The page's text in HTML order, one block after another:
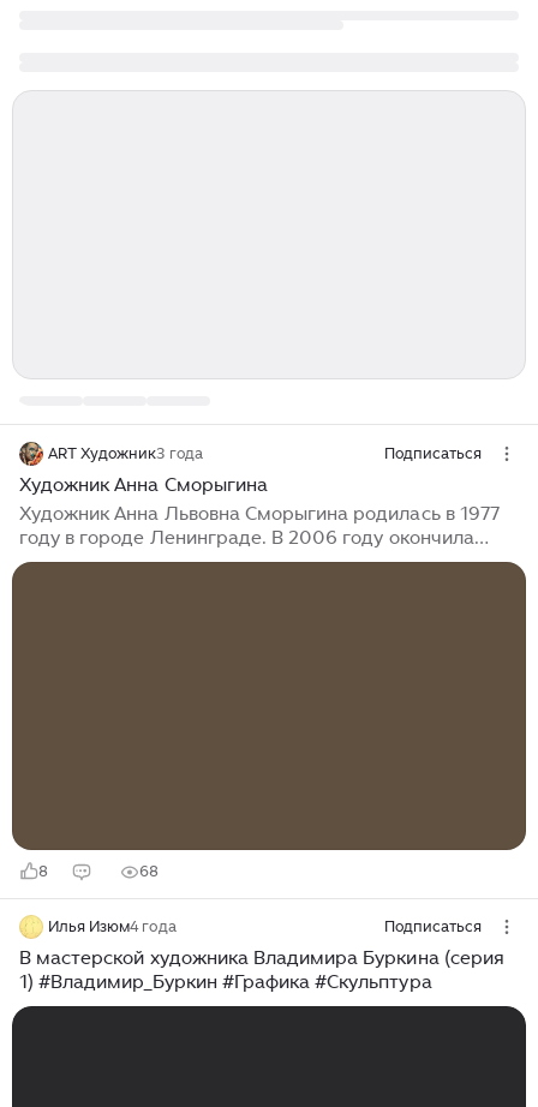
ART Художник3 года Подписаться
Художник Анна Сморыгина
Художник Анна Львовна Сморыгина родилась в 1977
году в городе Ленинграде. В 2006 году окончила
художественно-графический факультет Российского
8 68
Илья Изюм4 года Подписаться
В мастерской художника Владимира Буркина (серия
1) #Владимир_Буркин #Графика #Скульптура